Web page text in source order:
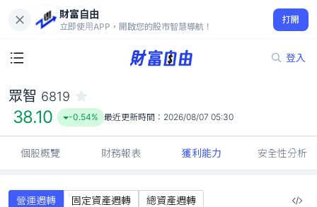
財富自由
立即使用APP，開啟您的股市智慧導航！
打開
登入
38.10
-0.54%
眾智 6819
38.10 -0.54% 最近更新時間： 2026/08/07 05:30
個股概覽 財務報表 獲利能力 安全性分析
營運週轉 固定資產週轉 總資產週轉